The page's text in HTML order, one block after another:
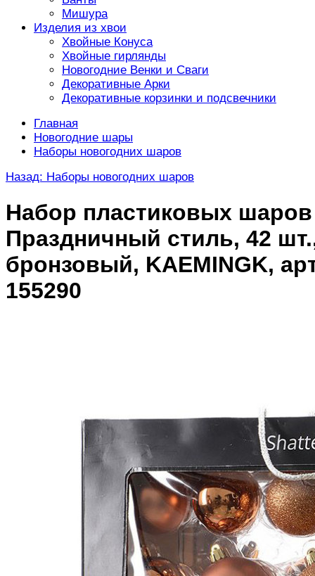
Мишура
Изделия из хвои
Хвойные Конуса
Хвойные гирлянды
Новогодние Венки и Сваги
Декоративные Арки
Декоративные корзинки и подсвечники
Главная
Новогодние шары
Наборы новогодних шаров
Назад: Наборы новогодних шаров
Набор пластиковых шаров
Праздничный стиль, 42
бронзовый, KAEMINGK,
155290